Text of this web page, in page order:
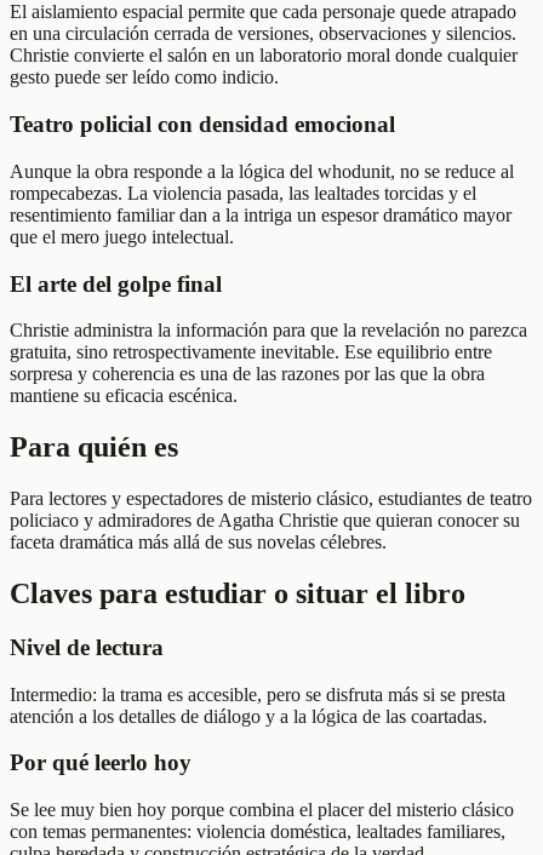
El aislamiento espacial permite que cada personaje quede atrapado
en una circulación cerrada de versiones, observaciones y silencios.
Christie convierte el salón en un laboratorio moral donde cualquier
gesto puede ser leído como indicio.
Teatro policial con densidad emocional
Aunque la obra responde a la lógica del whodunit, no se reduce al
rompecabezas. La violencia pasada, las lealtades torcidas y el
resentimiento familiar dan a la intriga un espesor dramático mayor
que el mero juego intelectual.
El arte del golpe final
Christie administra la información para que la revelación no parezca
gratuita, sino retrospectivamente inevitable. Ese equilibrio entre
sorpresa y coherencia es una de las razones por las que la obra
mantiene su eficacia escénica.
Para quién es
Para lectores y espectadores de misterio clásico, estudiantes de teatro
policiaco y admiradores de Agatha Christie que quieran conocer su
faceta dramática más allá de sus novelas célebres.
Claves para estudiar o situar el libro
Nivel de lectura
Intermedio: la trama es accesible, pero se disfruta más si se presta
atención a los detalles de diálogo y a la lógica de las coartadas.
Por qué leerlo hoy
Se lee muy bien hoy porque combina el placer del misterio clásico
con temas permanentes: violencia doméstica, lealtades familiares,